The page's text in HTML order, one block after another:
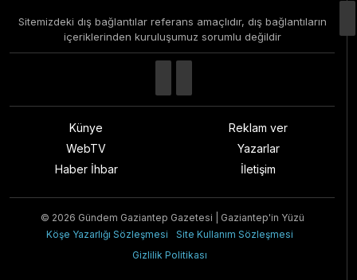
Sitemizdeki dış bağlantılar referans amaçlıdır, dış bağlantıların
içeriklerinden kuruluşumuz sorumlu değildir
Künye
WebTV
Haber İhbar
Reklam ver
Yazarlar
İletişim
© 2026 Gündem Gaziantep Gazetesi | Gaziantep'in Yüzü
Köşe Yazarlığı Sözleşmesi
Site Kullanım Sözleşmesi
Gizlilik Politikası